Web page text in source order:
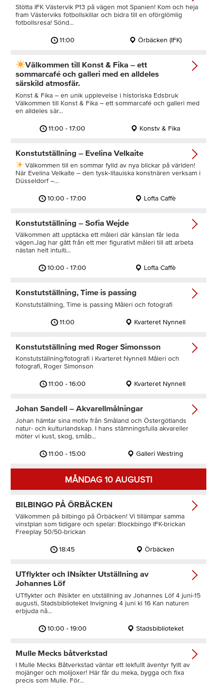
11:00 Örbäcken (IFK)
Stötta IFK Västervik P13 på vägen mot Spanien! Kom och heja
fram Västerviks fotbollskillar och bidra till en oförglömlig
fotbollsresa! Sönd...
11:00 - 17:00 Konstv & Fika
Välkommen till Konst & Fika – ett
sommarcafé och galleri med en alldeles
särskild atmosfär.
Konst & Fika – en unik upplevelse i historiska Edsbruk
Välkommen till Konst & Fika – ett sommarcafé och galleri med
en alldeles sär...
10:00 - 17:00 Lofta Caffè
Konstutställning – Evelina Velkaite
Välkommen till en sommar fylld av nya blickar på världen!
När Evelina Velkaite – den tysk‑litauiska konstnären verksam i
Düsseldorf –...
10:00 - 17:00 Lofta Caffè
Konstutställning – Sofia Wejde
Välkommen att upptäcka ett måleri där känslan får leda
vägen.Jag har gått från ett mer figurativt måleri till att arbeta
nästan helt intuiti...
11:00 Kvarteret Nynnell
Konstutställning, Time is passing
Konstutställning, Time is passing Måleri och fotografi
11:00 - 16:00 Kvarteret Nynnell
Konstutställning med Roger Simonsson
Konstutställning/fotografi i Kvarteret Nynnell Måleri och
fotografi, Roger Simonson
11:00 - 15:00 Galleri Westring
Johan Sandell – Akvarellmålningar
Johan hämtar sina motiv från Småland och Östergötlands
natur- och kulturlandskap. I hans stämningsfulla akvareller
möter vi kust, skog, småb...
MÅNDAG 10 AUGUSTI
18:45 Örbäcken
BILBINGO PÅ ÖRBÄCKEN
Välkommen på bilbingo på Örbäcken! Vi tillämpar samma
vinstplan som tidigare och spelar: Blockbingo IFK-brickan
Freeplay 50/50-brickan
10:00 - 19:00 Stadsbiblioteket
UTflykter och INsikter Utställning av
Johannes Löf
UTflykter och INsikter en utställning av Johannes Löf 4 juni-15
augusti, Stadsbiblioteket Invigning 4 juni kl 16 Kan naturen
erbjuda nå...
Mulle Mecks båtverkstad
I Mulle Mecks Båtverkstad väntar ett lekfullt äventyr fyllt av
mojänger och molijoxer! Här får du meka, bygga och fixa
precis som Mulle. För...